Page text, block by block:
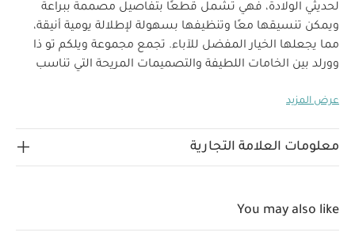
لحديثي الولادة، فهي تشمل قطعًا بتفاصيل مصممة ببراعة
ويمكن تنسيقها معًا وتنظيفها بسهولة لإطلالة يومية أنيقة،
مما يجعلها الخيار المفضل للآباء. تجمع مجموعة ويلكم تو ذا
وورلد بين الخامات اللطيفة والتصميمات المريحة التي تناسب
ألبسة قطعة واحدة بدون أكمام مصنوعة من قطن عضوي
الولادة، وتأتي بشارة Welcome to the World منسوجة وكباسين
بشارة منسوجة الخامات:
عرض المزيد
معلومات العلامة التجارية
You may also like